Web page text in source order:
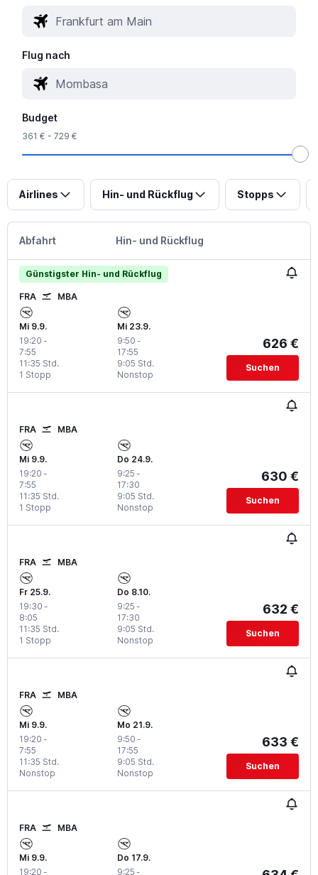
Flug nach
Budget
361 € - 729 €
Airlines Hin- und Rückflug Stopps
Abfahrt Hin- und Rückflug
Günstigster Hin- und Rückflug
FRA MBA
Mi 9.9.
19:20 -
7:55
1 Stopp
11:35 Std.
Mi 23.9.
9:50 -
17:55
Nonstop
9:05 Std.
626 €
Suchen
FRA MBA
Mi 9.9.
19:20 -
7:55
1 Stopp
11:35 Std.
Do 24.9.
9:25 -
17:30
Nonstop
9:05 Std.
630 €
Suchen
FRA MBA
Fr 25.9.
19:30 -
8:05
1 Stopp
11:35 Std.
Do 8.10.
9:25 -
17:30
Nonstop
9:05 Std.
632 €
Suchen
FRA MBA
Mi 9.9.
19:20 -
7:55
Nonstop
11:35 Std.
Mo 21.9.
9:50 -
17:55
Nonstop
9:05 Std.
633 €
Suchen
FRA MBA
Mi 9.9.
19:20 -
Do 17.9.
9:25 -